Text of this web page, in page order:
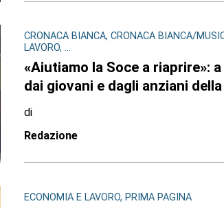
CRONACA BIANCA, CRONACA BIANCA/
LAVORO, ...
«Aiutiamo la Soce a riaprire»:
dai giovani e dagli anziani
di
Redazione
ECONOMIA E LAVORO, PRIMA PAGINA